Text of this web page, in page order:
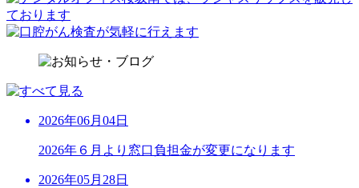
2026年06月04日
2026年６月より窓口負担金が変更になります
2026年05月28日